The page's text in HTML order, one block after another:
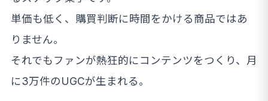
単価も低く、購買判断に時間をかける商品ではあ
りません。
それでもファンが熱狂的にコンテンツをつくり、月
に3万件のUGCが生まれる。